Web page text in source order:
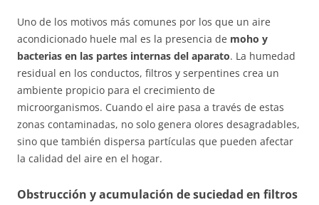
Uno de los motivos más comunes por los que un aire
acondicionado huele mal es la presencia de moho y
bacterias en las partes internas del aparato. La humedad
residual en los conductos, filtros y serpentines crea un
ambiente propicio para el crecimiento de
microorganismos. Cuando el aire pasa a través de estas
zonas contaminadas, no solo genera olores desagradables,
sino que también dispersa partículas que pueden afectar
la calidad del aire en el hogar.
Obstrucción y acumulación de suciedad en filtros